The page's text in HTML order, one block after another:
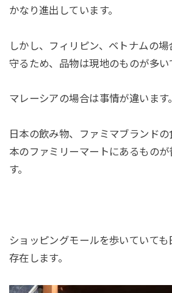
かなり進出しています。
しかし、フィリピン、ベトナムの
守るため、品物は現地のものが多い
マレーシアの場合は事情が違います。
日本の飲み物、ファミマブランド
本のファミリーマートにあるもの
す。
ショッピングモールを歩いていても
存在します。